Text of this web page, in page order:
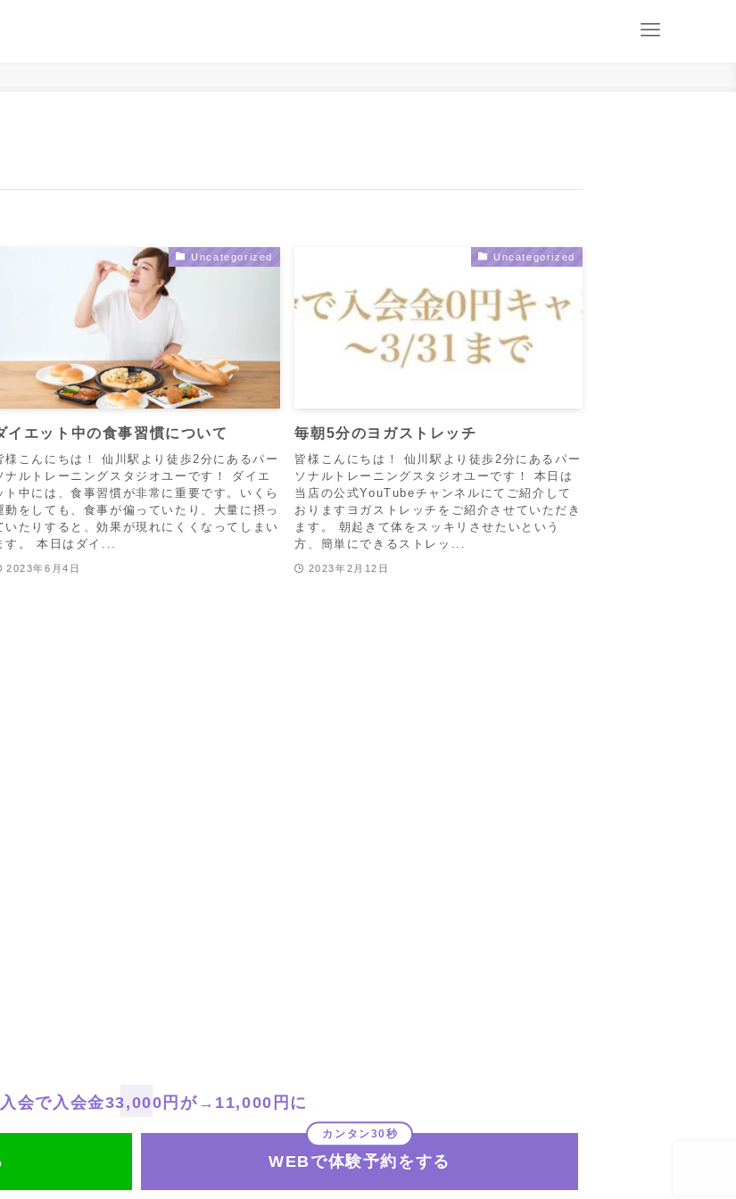
Uncategorized
イエット中の食事習慣について
様こんにちは！ 仙川駅より徒歩2分にあるパー
ナルトレーニングスタジオユーです！ ダイエ
ト中には、食事習慣が非常に重要です。いくら
動をしても、食事が偏っていたり、大量に摂っ
いたりすると、効果が現れにくくなってしまい
す。 本日はダイ...
2023年6月4日
Uncategorized
毎朝5分のヨガストレッチ
皆様こんにちは！ 仙川駅より徒歩2分にあるパー
ソナルトレーニングスタジオユーです！ 本日は
当店の公式YouTubeチャンネルにてご紹介して
おりますヨガストレッチをご紹介させていただき
ます。 朝起きて体をスッキリさせたいという
方、簡単にできるストレッ...
2023年2月12日
1
会で入会金33,000円が→11,000円に
WEBで体験予約をする